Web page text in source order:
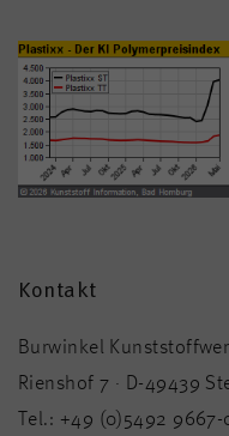
Kontakt
Burwinkel
Rienshof 7 · D-49439
Tel.: +49 (0)5492 9667-